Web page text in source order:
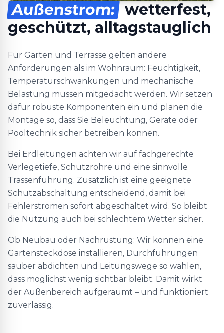
Außenstrom: wetterfest,
geschützt, alltagstauglich
Für Garten und Terrasse gelten andere
Anforderungen als im Wohnraum: Feuchtigkeit,
Temperaturschwankungen und mechanische
Belastung müssen mitgedacht werden. Wir setzen
dafür robuste Komponenten ein und planen die
Montage so, dass Sie Beleuchtung, Geräte oder
Pooltechnik sicher betreiben können.
Bei Erdleitungen achten wir auf fachgerechte
Verlegetiefe, Schutzrohre und eine sinnvolle
Trassenführung. Zusätzlich ist eine geeignete
Schutzabschaltung entscheidend, damit bei
Fehlerströmen sofort abgeschaltet wird. So bleibt
die Nutzung auch bei schlechtem Wetter sicher.
Ob Neubau oder Nachrüstung: Wir können eine
Gartensteckdose installieren, Durchführungen
sauber abdichten und Leitungswege so wählen,
dass möglichst wenig sichtbar bleibt. Damit wirkt
der Außenbereich aufgeräumt – und funktioniert
zuverlässig.